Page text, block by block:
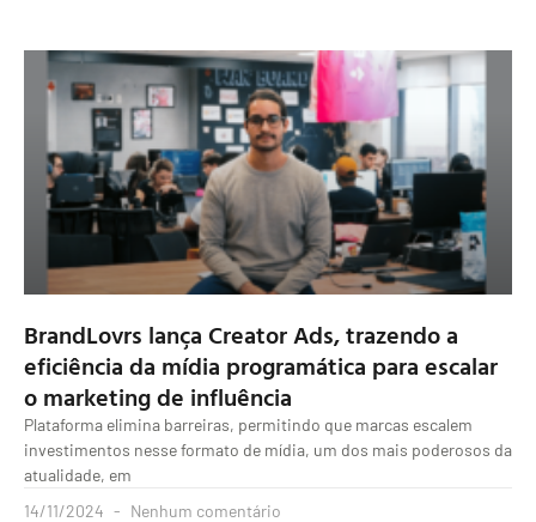
BrandLovrs lança Creator Ads, trazendo a
eficiência da mídia programática para escalar
o marketing de influência
Plataforma elimina barreiras, permitindo que marcas escalem
investimentos nesse formato de mídia, um dos mais poderosos da
atualidade, em
14/11/2024
Nenhum comentário